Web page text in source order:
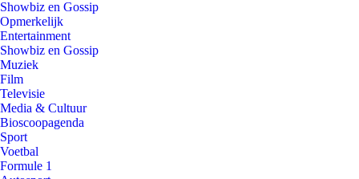
Showbiz en Gossip
Opmerkelijk
Entertainment
Showbiz en Gossip
Muziek
Film
Televisie
Media & Cultuur
Bioscoopagenda
Sport
Voetbal
Formule 1